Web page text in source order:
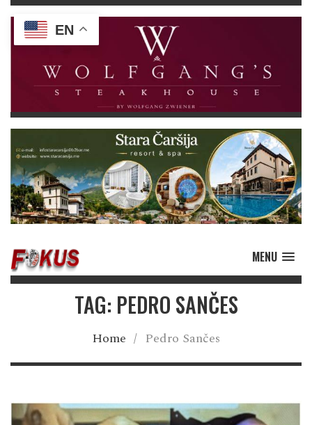
MENU
TAG: PEDRO SANČES
Home / Pedro Sančes
EN